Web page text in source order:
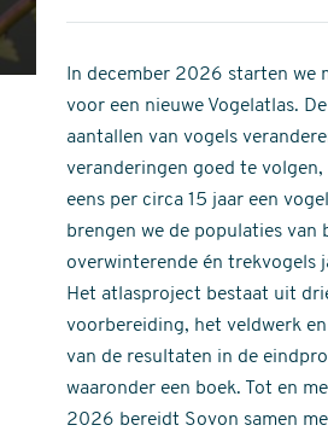
stars
of
stars
In december 2026 starten we
voor een nieuwe Vogelatlas.
aantallen van vogels
veranderingen goed te volgen,
eens per circa 15 jaar een
brengen we de populaties van
overwinterende én trekvogels
Het atlasproject bestaat uit
voorbereiding, het veldwerk
van de resultaten in de
waaronder een boek. Tot en
2026 bereidt Sovon samen